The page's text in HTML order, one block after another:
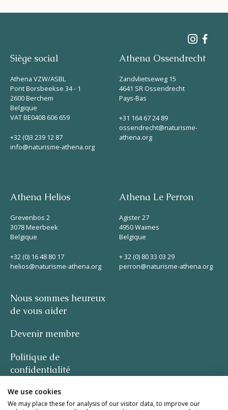
Siège social
Athena VZW/ASBL
Pont Borsbeekse 34 - 1
2600 Berchem
Belgique
VAT BE0408 606 659
+32 (0)3 239 12 87
info@naturisme-athena.org
Athena Ossendrecht
Zandvlietseweg 15
4641 SR Ossendrecht
Pays-Bas
+31 164 67 24 89
ossendrecht@naturisme-
athena.org
Athena Helios
Grevenbos 2
3078 Meerbeek
Belgique
+32 (0) 16 48 80 17
helios@naturisme-athena.org
Athena Le Perron
Agister 27
4950 Waimes
Belgique
+ 32 (0) 80 33 03 29
perron@naturisme-athena.org
Nous sommes heureux
de vous aider
Devenir membre
Politique de
confidentialité
-
We use cookies
We may place these for analysis of our visitor data, to improve our